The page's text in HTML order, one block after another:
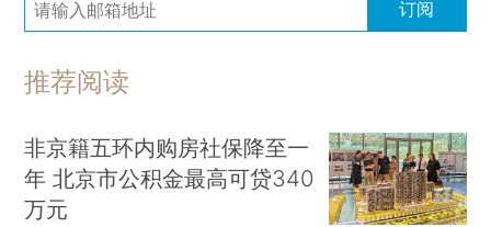
订阅
推荐阅读
非京籍五环内购房社保降至一
年 北京市公积金最高可贷340
万元